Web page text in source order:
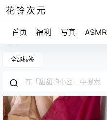
花铃次元
首页 福利 写真 ASMR
全部标签